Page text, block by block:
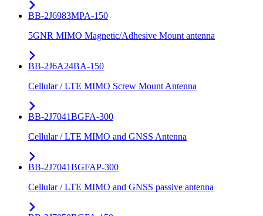
BB-2J6983MPA-150
5GNR MIMO Magnetic/Adhesive Mount antenna
BB-2J6A24BA-150
Cellular / LTE MIMO Screw Mount Antenna
BB-2J7041BGFA-300
Cellular / LTE MIMO and GNSS Antenna
BB-2J7041BGFAP-300
Cellular / LTE MIMO and GNSS passive antenna